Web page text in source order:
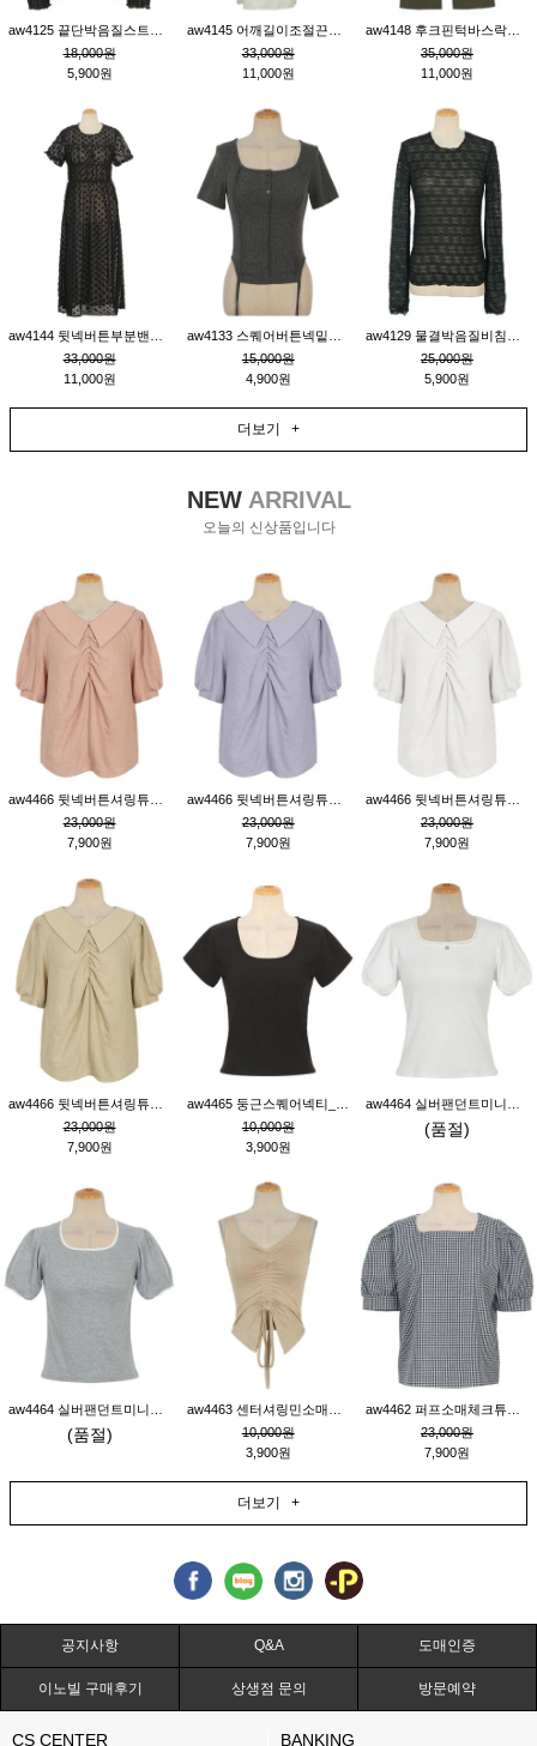
18,000원
5,900원
33,000원
11,000원
35,000원
11,000원
33,000원
11,000원
15,000원
4,900원
25,000원
5,900원
더보기 +
NEWARRIVAL
오늘의 신상품입니다
23,000원
7,900원
23,000원
7,900원
23,000원
7,900원
23,000원
7,900원
10,000원
3,900원
(품절)
(품절)
10,000원
3,900원
23,000원
7,900원
더보기 +
공지사항 Q&A 도매인증
이노빌 구매후기 상생점 문의 방문예약
CS CENTER BANKING